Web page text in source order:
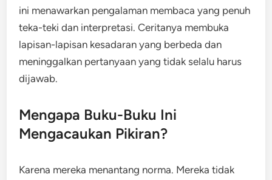
ini menawarkan pengalaman membaca yang penuh
teka-teki dan interpretasi. Ceritanya membuka
lapisan-lapisan kesadaran yang berbeda dan
meninggalkan pertanyaan yang tidak selalu harus
dijawab.
Mengapa Buku-Buku Ini
Mengacaukan Pikiran?
Karena mereka menantang norma. Mereka tidak